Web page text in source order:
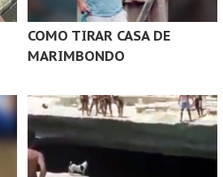
COMO TIRAR CASA DE
MARIMBONDO